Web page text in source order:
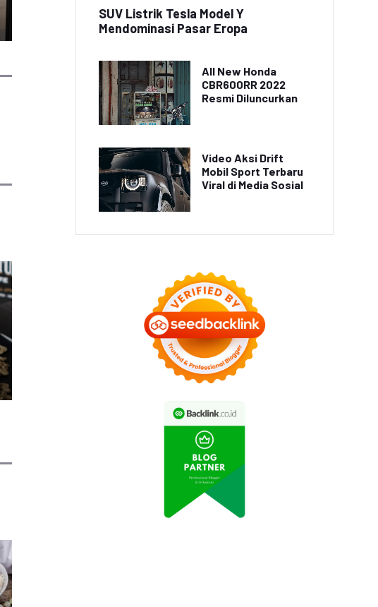
Rinca
Martabak Mini Viral di
Keripik Balado Buatan
Nyokap Jadi Cemilan
SUV Listrik Tesla Model Y
Mendominasi Pasar Eropa
All New Honda
CBR600RR 2022
Resmi Diluncurkan
Video Aksi Drift
Mobil Sport Terbaru
Viral di Media Sosial